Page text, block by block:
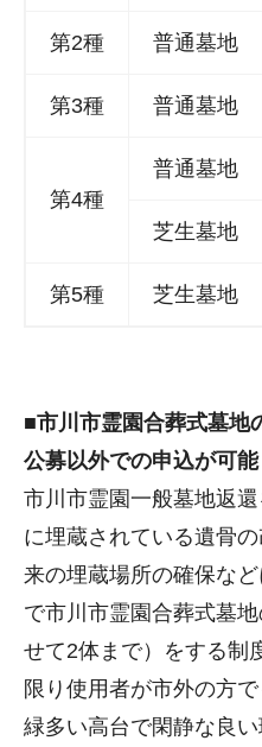
第2種 普通墓地
第3種 普通墓地
第4種
普通墓地
芝生墓地
第5種 芝生墓地
■市川市霊園合葬式墓地
公募以外での申込が可能
市川市霊園一般墓地返
に埋蔵されている遺骨
来の埋蔵場所の確保な
で市川市霊園合葬式墓
せて2体まで）をする制
限り使用者が市外の方で
緑多い高台で閑静な良